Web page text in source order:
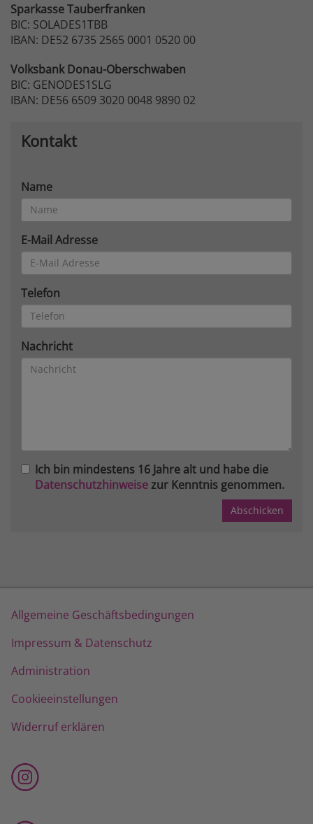
SparkasseTauberfranken
BIC: SOLADES1TBB
IBAN: DE52 6735 2565 0001 0520 00
VolksbankDonau-Oberschwaben
BIC: GENODES1SLG
IBAN: DE56 6509 3020 0048 9890 02
Kontakt
Name
E-Mail Adresse
Telefon
Nachricht
Ich bin mindestens 16 Jahre alt und habe die
Datenschutzhinweisezur Kenntnis genommen.
Allgemeine Geschäftsbedingungen
Impressum & Datenschutz
Administration
Cookieeinstellungen
Widerruf erklären